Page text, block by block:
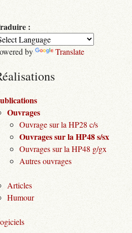
:
by Translate
Ouvrages
Ouvrage sur la HP28 c/s
Ouvrages sur la HP48 s/sx
Ouvrages sur la HP48 g/gx
Autres ouvrages
Articles
Humour